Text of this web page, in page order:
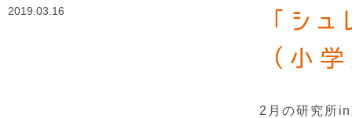
「シ
（小
2月の研究所
2019.03.16